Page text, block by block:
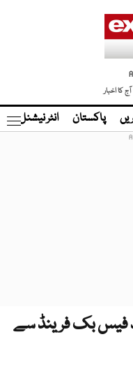
| آج کا اخبار
پاکستان انٹر نیشنل
فیس بک فرینڈ سے